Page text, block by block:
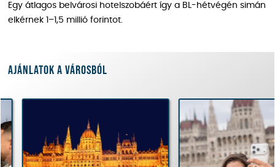
Egy átlagos belvárosi hotelszobáért így a BL-hétvégén simán
elkérnek 1–1,5 millió forintot.
Ajánlatok a városból